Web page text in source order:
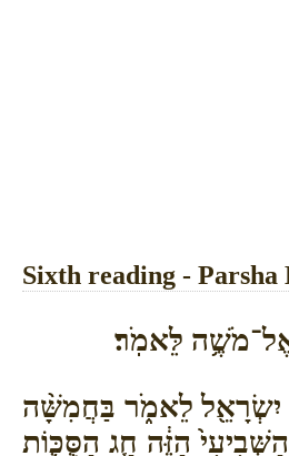
Sixth reading - Parsha
לֵּאמֹֽר׃
יִשְׂרָאֵ֖ל לֵאמֹ֑ר בַּחֲמִשָּׁ֨ה
הַזֶּ֔ה חַ֧ג הַסֻּכּ֛וֹת